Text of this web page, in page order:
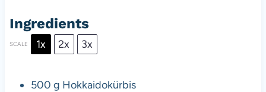
Ingredients
SCALE 1x 2x 3x
500 g Hokkaidokürbis